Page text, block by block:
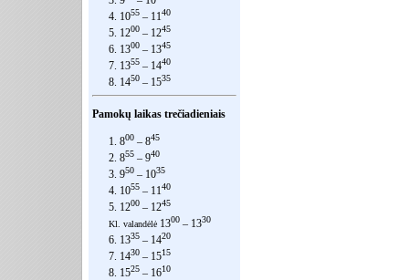
4. 1055 – 1140
5. 1200 – 1245
6. 1300 – 1345
7. 1355 – 1440
8. 1450 – 1535
Pamokų laikas trečiadieniais
1. 800 – 845
2. 855 – 940
3. 950 – 1035
4. 1055 – 1140
5. 1200 – 1245
Kl. valandėlė 1300 – 1330
6. 1335 – 1420
7. 1430 – 1515
8. 1525 – 1610